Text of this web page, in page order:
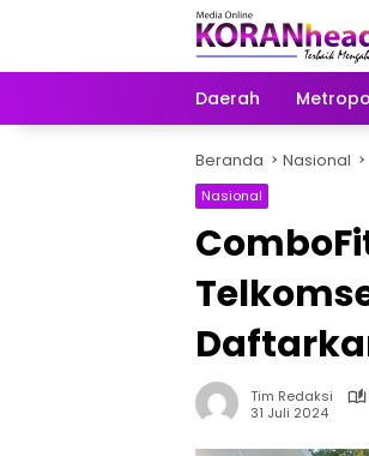
Daerah
Beranda Nasional
Nasional
Tim Redaksi
31 Juli 2024